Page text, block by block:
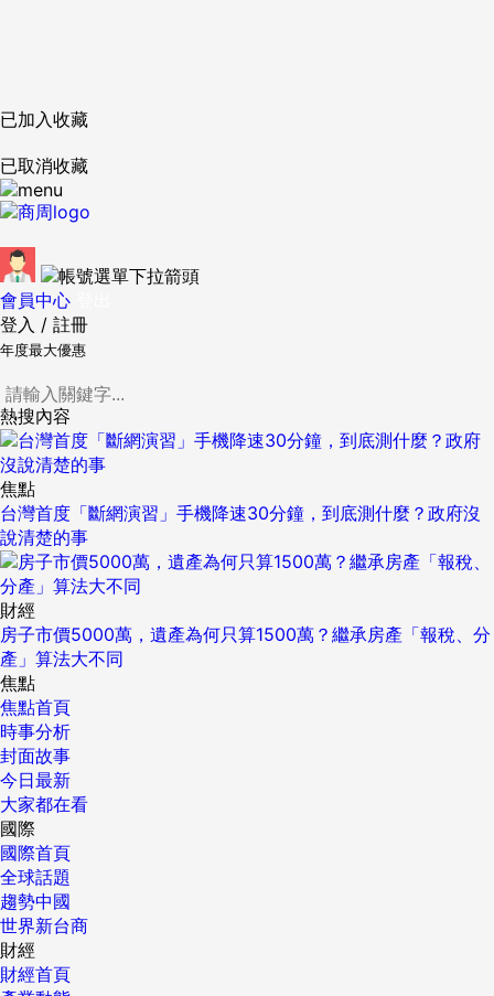
已加入收藏
已取消收藏
會員中心
登入 / 註冊
年度最大優惠
熱搜內容
焦點
台灣首度「斷網演習」手機降速30分鐘，到底測什麼？政府沒
說清楚的事
財經
房子市價5000萬，遺產為何只算1500萬？繼承房產「報稅、分
產」算法大不同
焦點
焦點首頁
時事分析
封面故事
今日最新
大家都在看
國際
國際首頁
全球話題
趨勢中國
世界新台商
財經
財經首頁